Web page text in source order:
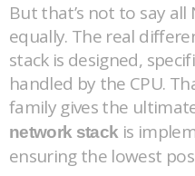
But that’s not to say all
equally. The real
stack is designed,
handled by the CPU.
family gives the
network stackis
ensuring the lowest